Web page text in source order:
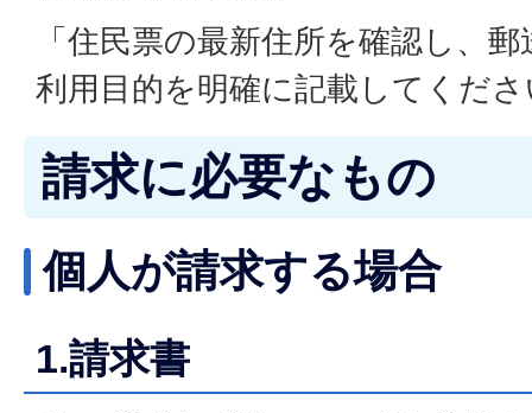
「住民票の最新住所を確認し、
利用目的を明確に記載してくだ
請求に必要なもの
個人が請求する場合
1.請求書